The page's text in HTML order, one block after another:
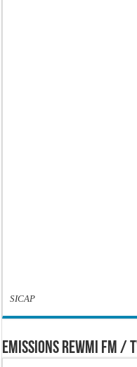
SICAP
EMISSIONS REWMI FM /